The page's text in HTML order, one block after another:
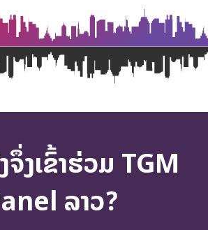
ງເຂົ້າຮ່ວມ TGM
ລາວ?